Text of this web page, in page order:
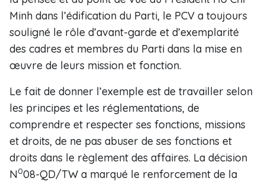
Minh dans l’édification du Parti, le PCV a toujours
souligné le rôle d’avant-garde et d’exemplarité
des cadres et membres du Parti dans la mise en
œuvre de leurs mission et fonction.
Le fait de donner l’exemple est de travailler selon
les principes et les réglementations, de
comprendre et respecter ses fonctions, missions
et droits, de ne pas abuser de ses fonctions et
droits dans le règlement des affaires. La décision
N008-QD/TW a marqué le renforcement de la